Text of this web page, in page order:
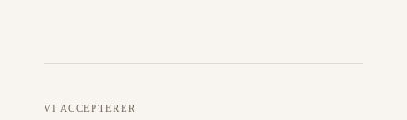
VI ACCEPTERER